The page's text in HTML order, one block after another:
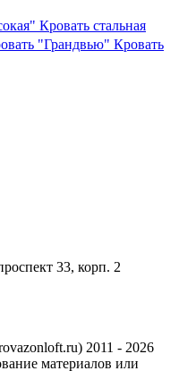
Кровать стальная
Кровать
33, корп. 2
2011 - 2026
материалов или